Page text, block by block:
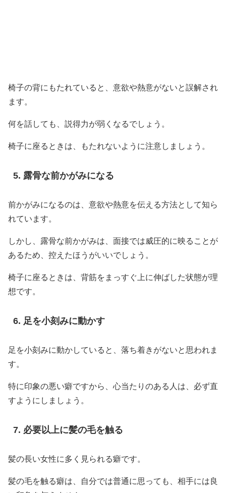
椅子の背にもたれていると、意欲や熱意がないと誤解され
ます。
何を話しても、説得力が弱くなるでしょう。
椅子に座るときは、もたれないように注意しましょう。
露骨な前かがみになる
前かがみになるのは、意欲や熱意を伝える方法として知ら
れています。
しかし、露骨な前かがみは、面接では威圧的に映ることが
あるため、控えたほうがいいでしょう。
椅子に座るときは、背筋をまっすぐ上に伸ばした状態が理
想です。
足を小刻みに動かす
足を小刻みに動かしていると、落ち着きがないと思われま
す。
特に印象の悪い癖ですから、心当たりのある人は、必ず直
すようにしましょう。
必要以上に髪の毛を触る
髪の長い女性に多く見られる癖です。
髪の毛を触る癖は、自分では普通に思っても、相手には良